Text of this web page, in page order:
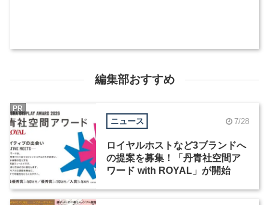
編集部おすすめ
ニュース 7/28
ロイヤルホストなど3ブランドへ
の提案を募集！「丹青社空間ア
ワード with ROYAL」が開始
PR